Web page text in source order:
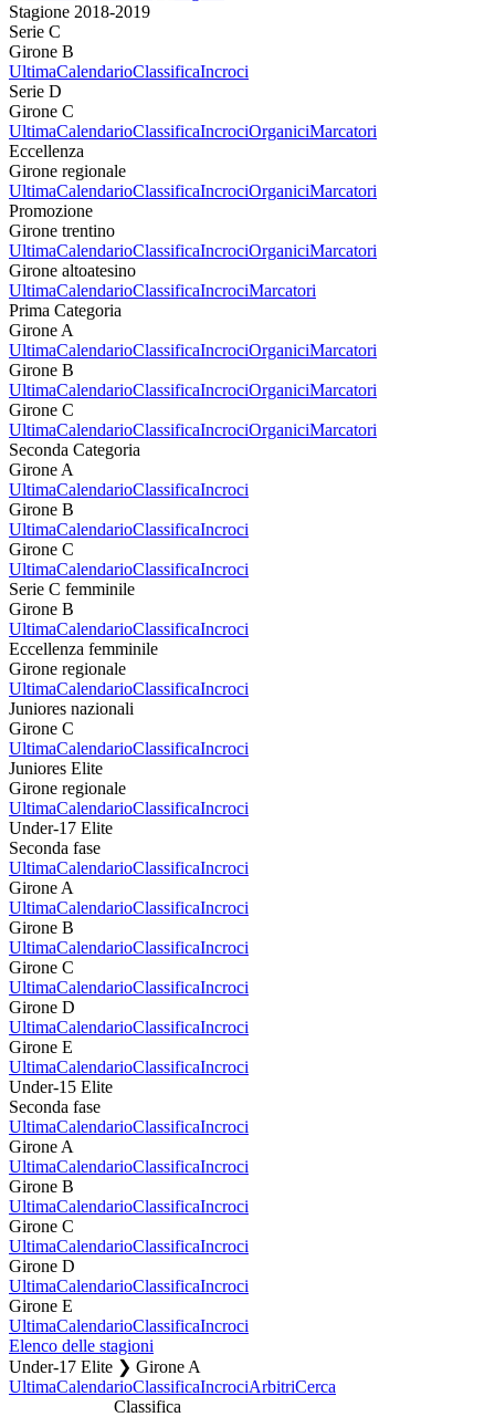
Stagione 2018-2019
Serie C
Girone B
UltimaCalendarioClassificaIncroci
Serie D
Girone C
UltimaCalendarioClassificaIncrociOrganiciMarcatori
Eccellenza
Girone regionale
UltimaCalendarioClassificaIncrociOrganiciMarcatori
Promozione
Girone trentino
UltimaCalendarioClassificaIncrociOrganiciMarcatori
Girone altoatesino
UltimaCalendarioClassificaIncrociMarcatori
Prima Categoria
Girone A
UltimaCalendarioClassificaIncrociOrganiciMarcatori
Girone B
UltimaCalendarioClassificaIncrociOrganiciMarcatori
Girone C
UltimaCalendarioClassificaIncrociOrganiciMarcatori
Seconda Categoria
Girone A
UltimaCalendarioClassificaIncroci
Girone B
UltimaCalendarioClassificaIncroci
Girone C
UltimaCalendarioClassificaIncroci
Serie C femminile
Girone B
UltimaCalendarioClassificaIncroci
Eccellenza femminile
Girone regionale
UltimaCalendarioClassificaIncroci
Juniores nazionali
Girone C
UltimaCalendarioClassificaIncroci
Juniores Elite
Girone regionale
UltimaCalendarioClassificaIncroci
Under-17 Elite
Seconda fase
UltimaCalendarioClassificaIncroci
Girone A
UltimaCalendarioClassificaIncroci
Girone B
UltimaCalendarioClassificaIncroci
Girone C
UltimaCalendarioClassificaIncroci
Girone D
UltimaCalendarioClassificaIncroci
Girone E
UltimaCalendarioClassificaIncroci
Under-15 Elite
Seconda fase
UltimaCalendarioClassificaIncroci
Girone A
UltimaCalendarioClassificaIncroci
Girone B
UltimaCalendarioClassificaIncroci
Girone C
UltimaCalendarioClassificaIncroci
Girone D
UltimaCalendarioClassificaIncroci
Girone E
UltimaCalendarioClassificaIncroci
Elenco delle stagioni
Under-17 Elite ❯ Girone A
UltimaCalendarioClassificaIncrociArbitriCerca
Classifica